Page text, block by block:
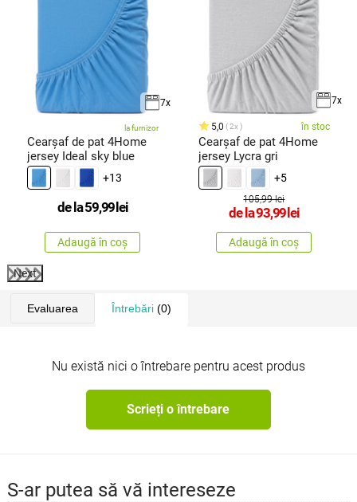
7x
la furnizor
Cearșaf de pat 4Home
jersey Ideal sky blue
+13
de la59,99 lei
Adaugă în coș
7x
5,0 2x în stoc
Cearșaf de pat 4Home
jersey Lycra gri
+5
105,99 lei
de la93,99 lei
Adaugă în coș
Next
Evaluarea Întrebări(0)
Nu există nici o întrebare pentru acest produs
Scrieți o întrebare
S-ar putea să vă intereseze